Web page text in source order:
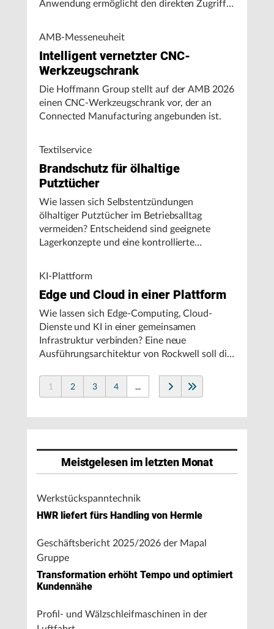
Anwendung ermöglicht den direkten Zugriff
Energieverbrauch.
AMB-Messeneuheit
Intelligent vernetzter CNC-
Werkzeugschrank
Die Hoffmann Group stellt auf der AMB 2026
einen CNC-Werkzeugschrank vor, der an
Connected Manufacturing angebunden ist.
Textilservice
Brandschutz für ölhaltige
Putztücher
Wie lassen sich Selbstentzündungen
ölhaltiger Putztücher im Betriebsalltag
vermeiden? Entscheidend sind geeignete
Lagerkonzepte und eine kontrollierte
KI-Plattform
Edge und Cloud in einer Plattform
Wie lassen sich Edge-Computing, Cloud-
Dienste und KI in einer gemeinsamen
Infrastruktur verbinden? Eine neue
Ausführungsarchitektur von Rockwell soll die
vereinfachen und den autonomen
Fertigungsbetrieb unterstützen.
1 2 3 4 ...
Meistgelesen im letzten Monat
Werkstückspanntechnik
HWR liefert fürs Handling von Hermle
Geschäftsbericht 2025/2026 der Mapal
Gruppe
Transformation erhöht Tempo und optimiert
Kundennähe
Profil- und Wälzschleifmaschinen in der